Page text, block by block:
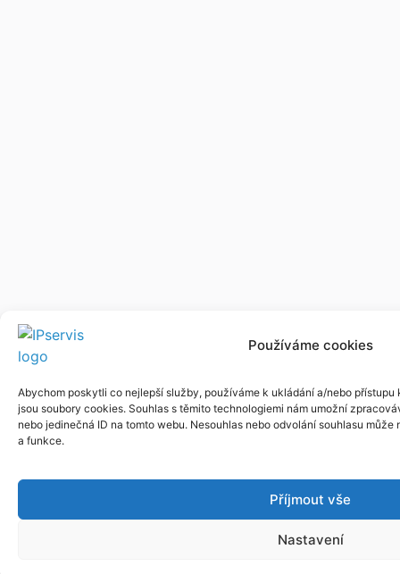
Používáme cookies
Abychom poskytli co nejlepší služby, používáme k ukládání a/nebo
jsou soubory cookies. Souhlas s těmito technologiemi nám umožní
nebo jedinečná ID na tomto webu. Nesouhlas nebo odvolání souhlasu
a funkce.
Příjmout vše
Nastavení